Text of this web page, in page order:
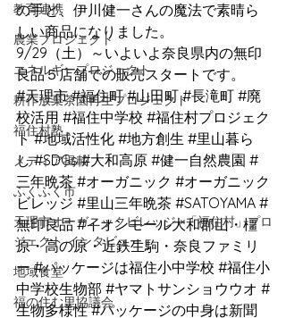
教育連携
農業プロジェクト
エネルギープロジェクト
耕作放棄茶園再生プロジェクト
福住村塾
メディア掲載
ふくふく市
天理市オーガニックビレッジ ×「福住村」プロ
ジェクト インタビュー
地域食堂
福の住む里協議会
の手と、伊川健一さんの魔法で素晴ら
しい商品になりました。
9/29（土）～いよいよ奈良県内の無印
良品５店舗での販売スタートです。
#天理市 #福住町 #山田町 #長滝町 #廃
校活用 #福住中学校 #福住村プロジェク
ト #地域活性化 #地方創生 #里山暮ら
し #SDGs #大和高原 #健一自然農園 #
三年晩茶 #オーガニック #オーガニック
ビレッジ #里山三年晩茶 #SATOYAMA #
無印良品 #イオンモール大和郡山・橿
原・高の原・近鉄生駒・奈良ファミリ
ー #パッケージは福住小中学校 #福住小
中学校生物部 #ヤマトサンショウウオ #
生物多様性 #パッケージの中身は新聞